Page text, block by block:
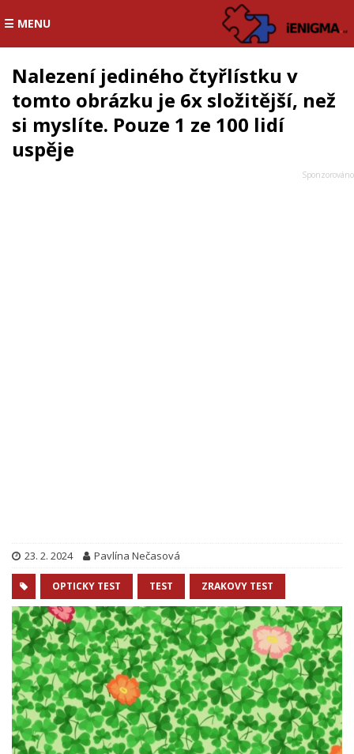
☰ MENU
Nalezení jediného čtyřlístku v
tomto obrázku je 6x složitější, než
si myslíte. Pouze 1 ze 100 lidí
uspěje
23. 2. 2024 Pavlína Nečasová
OPTICKY TEST TEST ZRAKOVY TEST